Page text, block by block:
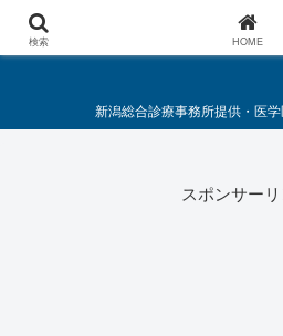
総合診療・救急医
新潟総合診療事務所提供・医
スポンサー
検索 HOME